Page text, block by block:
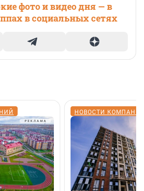
фото и видео дня — в
в социальных сетях
НОВОСТИ